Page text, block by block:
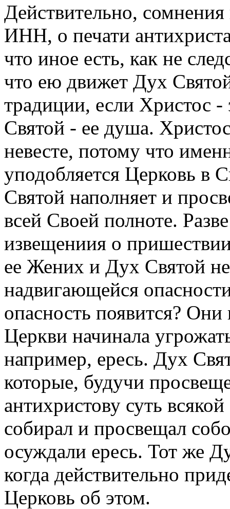
Действительно,
ИНН, о печати
что иное есть, как не
что ею движет Дух
традиции, если Христос
Святой - ее душа.
невесте, потому что
уподобляется Церковь
Святой наполняет и
всей Своей полноте.
извещениия о
ее Жених и Дух Святой
надвигающейся
опасность появится? Они
Церкви начинала
например, ересь. Дух
которые, будучи
антихристову суть
собирал и просвещал
осуждали ересь. Тот же
когда действительно
Церковь об этом.